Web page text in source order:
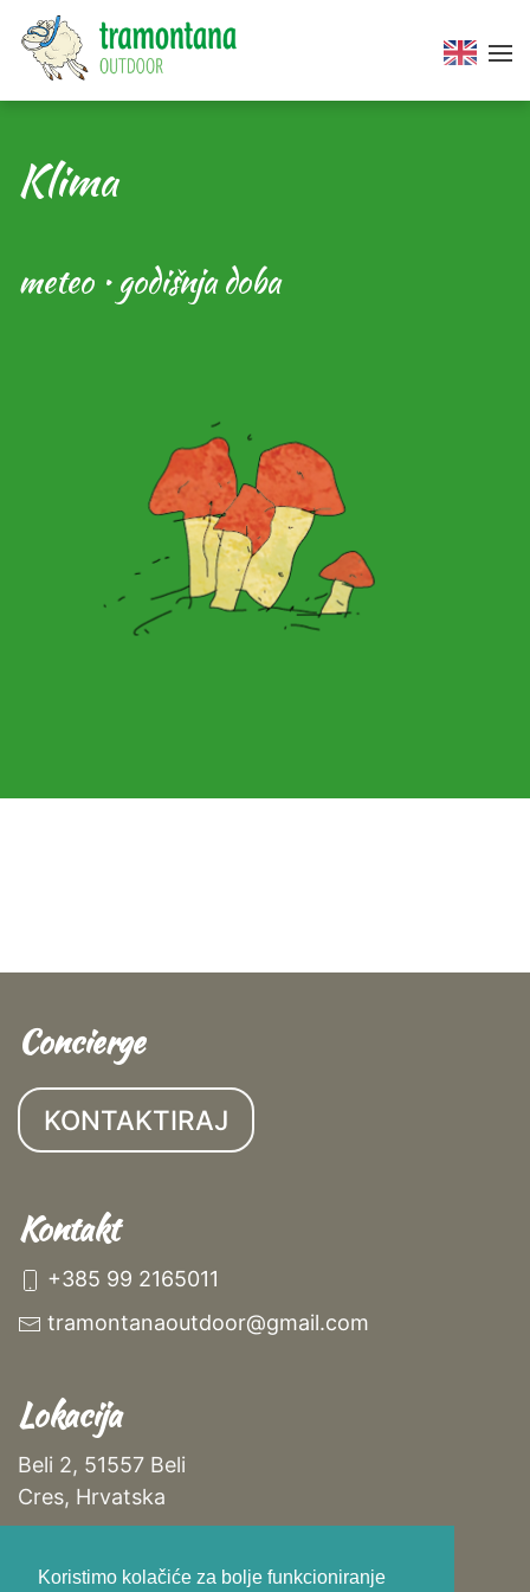
Koristimo kolačiće za bolje funkcioniranje
Klima
meteo • godišnja doba
Concierge
KONTAKTIRAJ
Kontakt
+385 99 2165011
tramontanaoutdoor@gmail.com
Lokacija
Beli 2, 51557 Beli
Cres, Hrvatska